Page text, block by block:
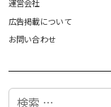
運営会社
広告掲載について
お問い合わせ
検